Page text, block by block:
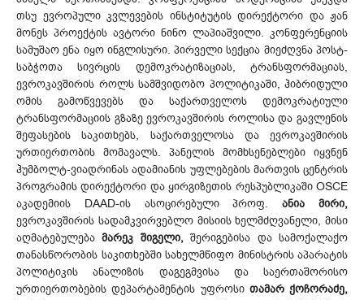
თსუ ევროპული კვლევების ინსტიტუტის დირექტორი და ჟან
მონეს პროექტის ავტორი ნინო ლაპიაშვილი. კონფერენციის
სამუშაო ენა იყო ინგლისური. პირველი სექცია მიეძღვნა პოსტ-
საბჭოთა სივრცის დემოკრატიზაციას, ტრანსფორმაციას,
ევროკავშირის როლს სამშვიდობო პოლიტიკაში, ჰიბრიდული
ომის გამოწვევებს და საქართველოს დემოკრატიული
ტრანსფორმაციის გზაზე ევროკავშირის როლისა და გავლენის
შეფასების საკითხებს, საქართველოსა და ევროკავშირის
ურთიერთობის მომავალს. პანელის მომხსენებლები იყვნენ
ჰუმბოლტ-ვიადრინას ადამიანის უფლებების მართვის ცენტრის
პროგრამის დირექტორი და ყირგიზეთის რესპუბლიკაში OSCE
აკადემიის DAAD-ის ასოცირებული პროფ.ანია მირი,
ევროკავშირის სადამკვირვებლო მისიის ხელმძღვანელი, მისი
აღმატებულებამარეკ შიგელი,შერიგებისა და სამოქალაქო
თანასწორობის საკითხებში სახელმწიფო მინისტრის აპარატის
პოლიტიკის ანალიზის დაგეგმვისა და საერთაშორისო
ურთიერთობების დეპარტამენტის უფროსი თამარ ქოჩორაძე,